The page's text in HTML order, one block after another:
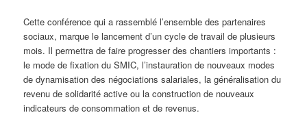
Cette conférence qui a rassemblé l’ensemble des partenaires
sociaux, marque le lancement d’un cycle de travail de plusieurs
mois. Il permettra de faire progresser des chantiers importants :
le mode de fixation du SMIC, l’instauration de nouveaux modes
de dynamisation des négociations salariales, la généralisation du
revenu de solidarité active ou la construction de nouveaux
indicateurs de consommation et de revenus.